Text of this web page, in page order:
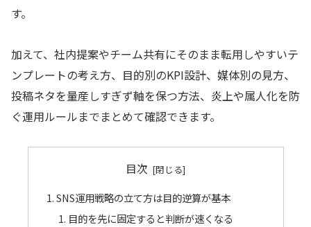
す。
加えて、社内提案やチーム共有にそのまま転用しやすいテ
ンプレートの考え方、目的別のKPI設計、媒体別の見方、
投稿ネタを量産しすぎず軸を保つ方法、炎上や属人化を防
ぐ運用ルールまでまとめて確認できます。
目次
SNS運用戦略の立て方は目的逆算が基本
目的を先に固定すると判断が速くなる